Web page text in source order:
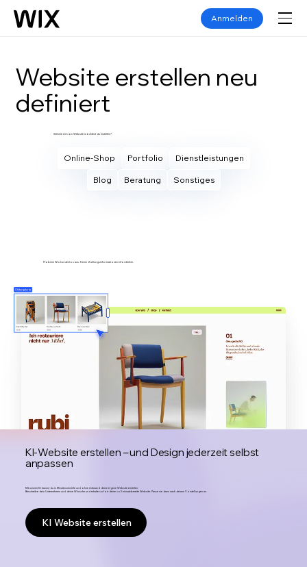
Anmelden
Website erstellen neu
definiert
Welche Art von Website möchtest du erstellen?
Online-Shop Portfolio Dienstleistungen
Blog Beratung Sonstiges
Probiere Wix kostenlos aus. Keine Zahlungsinformationen erforderlich.
KI-Website erstellen – und Design jederzeit selbst
anpassen
Mit unserer KI kannst du in Minutenschnelle und ohne Aufwand deine eigene Website erstellen:
Beschreibe dein Unternehmen und deine Wünsche und erhalte sofort deine voll einsatzbereite Website. Passe sie dann nach deinen Vorstellungen an.
KI Website erstellen